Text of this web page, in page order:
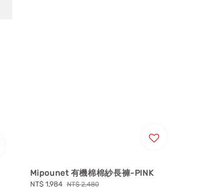
Mipounet 有機棉棉紗長褲-PINK
Sale
NT$ 1,984 Regular
NT$ 2,480